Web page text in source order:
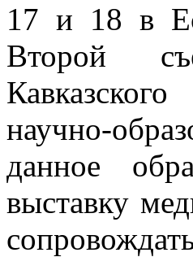
17 и 18 в
Второй
научно-
данное
выставку